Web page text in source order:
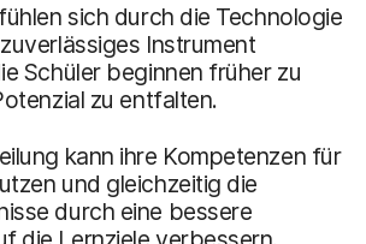
sich durch die Technologie
Instrument
Schüler beginnen früher zu
zu entfalten.
kann ihre Kompetenzen für
und gleichzeitig die
durch eine bessere